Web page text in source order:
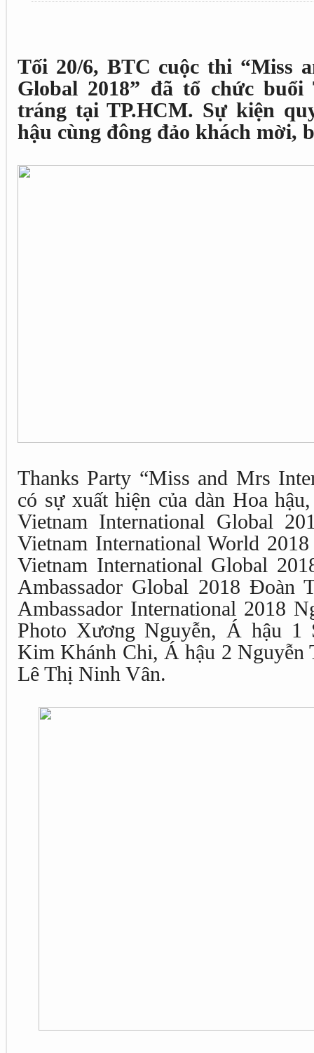
Tối 20/6, BTC cuộc thi “Miss
Global 2018” đã tổ chức buổi
tráng tại TP.HCM. Sự kiện
hậu cùng đông đảo khách mời,
Thanks Party “Miss and Mrs
có sự xuất hiện của dàn Hoa
Vietnam International Global
Vietnam International World
Vietnam International Global
Ambassador Global 2018 Đoàn
Ambassador International 2018
Photo Xương Nguyễn, Á hậu
Kim Khánh Chi, Á hậu 2
Lê Thị Ninh Vân.